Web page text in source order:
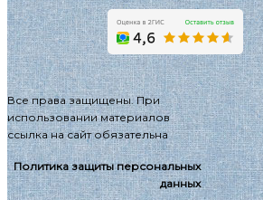
Все права защищены. При
использовании материалов
ссылка на сайт обязательна
Политика защиты персональных
данных